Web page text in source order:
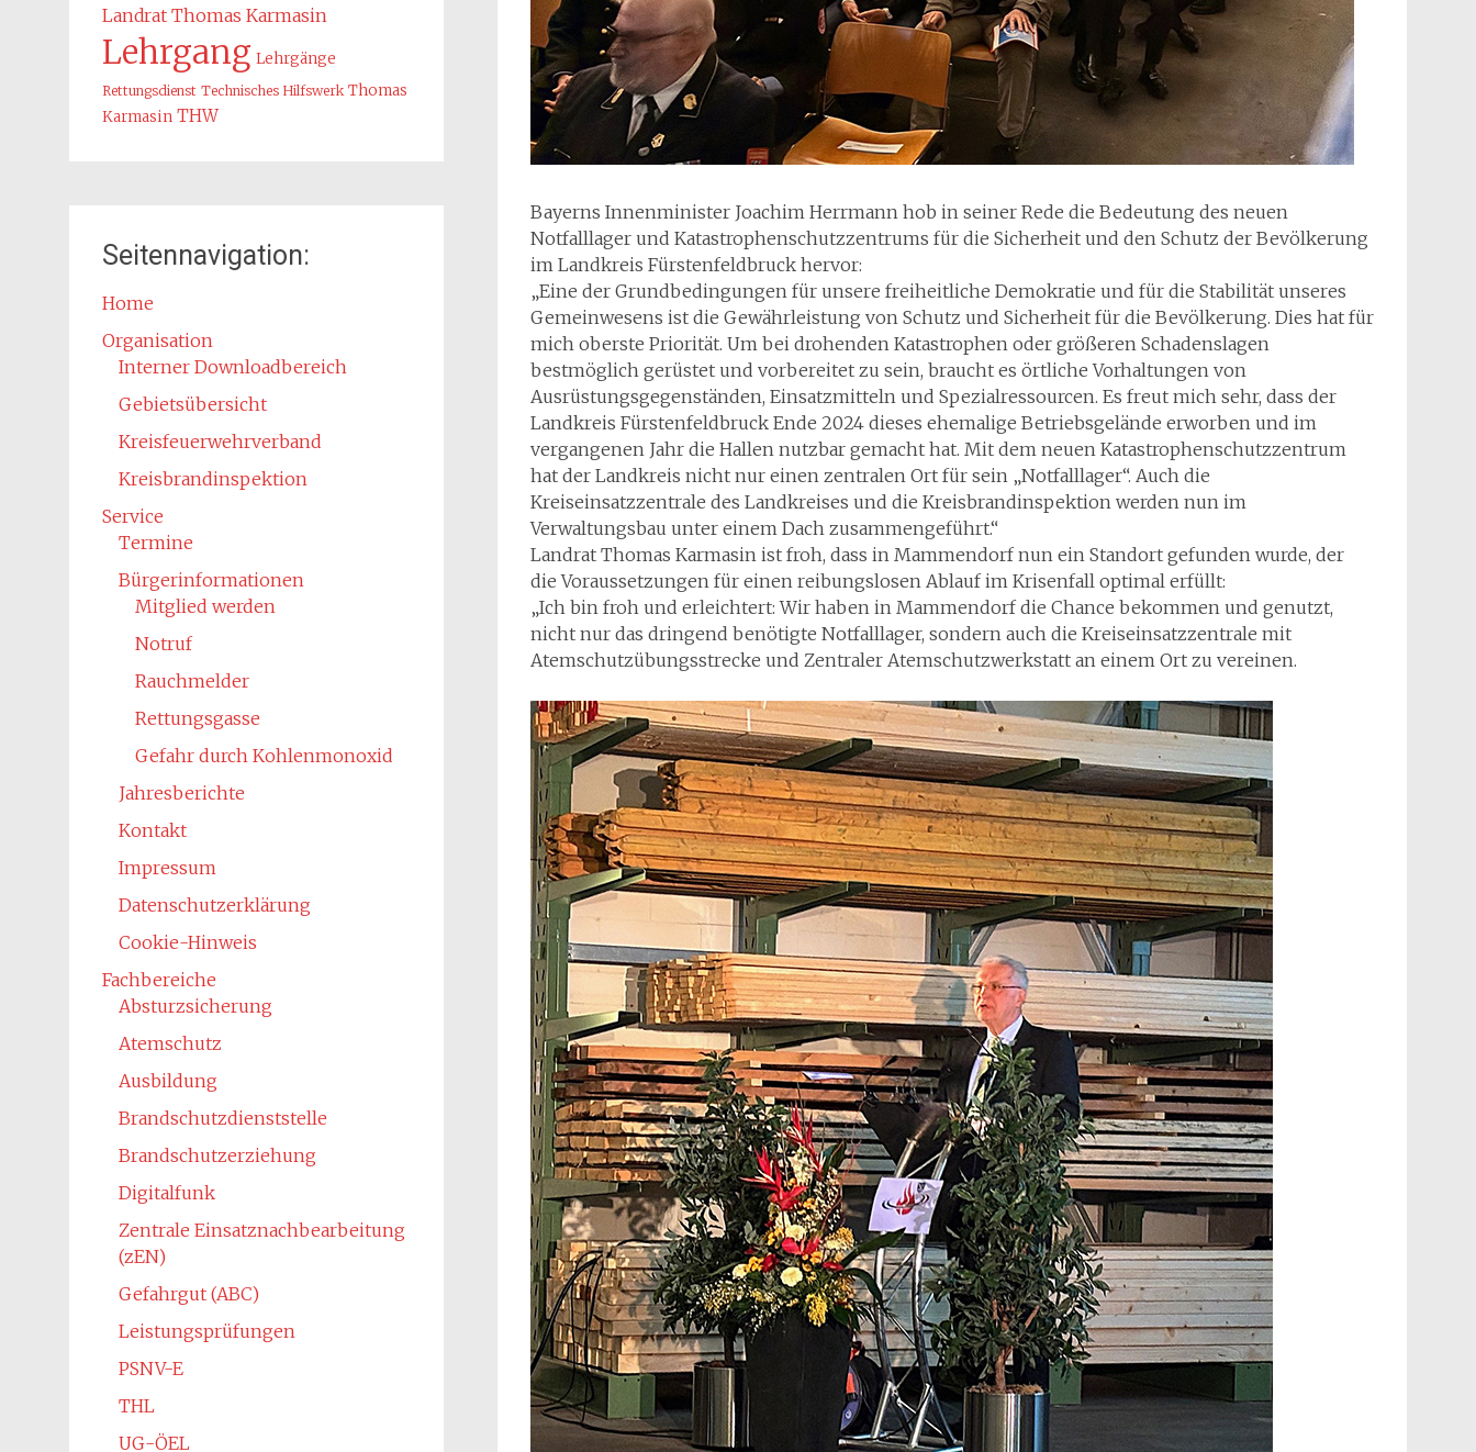
Bayerns Innenminister Joachim Herrmann hob in seiner Rede die Bedeutung des neuen
Notfalllager und Katastrophenschutzzentrums für die Sicherheit und den Schutz der Bevölkerung
im Landkreis Fürstenfeldbruck hervor:
„Eine der Grundbedingungen für unsere freiheitliche Demokratie und für die Stabilität unseres
Gemeinwesens ist die Gewährleistung von Schutz und Sicherheit für die Bevölkerung. Dies hat für
mich oberste Priorität. Um bei drohenden Katastrophen oder größeren Schadenslagen
bestmöglich gerüstet und vorbereitet zu sein, braucht es örtliche Vorhaltungen von
Ausrüstungsgegenständen, Einsatzmitteln und Spezialressourcen. Es freut mich sehr, dass der
Landkreis Fürstenfeldbruck Ende 2024 dieses ehemalige Betriebsgelände erworben und im
vergangenen Jahr die Hallen nutzbar gemacht hat. Mit dem neuen Katastrophenschutzzentrum
hat der Landkreis nicht nur einen zentralen Ort für sein „Notfalllager“. Auch die
Kreiseinsatzzentrale des Landkreises und die Kreisbrandinspektion werden nun im
Verwaltungsbau unter einem Dach zusammengeführt.“
Landrat Thomas Karmasin ist froh, dass in Mammendorf nun ein Standort gefunden wurde, der
die Voraussetzungen für einen reibungslosen Ablauf im Krisenfall optimal erfüllt:
„Ich bin froh und erleichtert: Wir haben in Mammendorf die Chance bekommen und genutzt,
nicht nur das dringend benötigte Notfalllager, sondern auch die Kreiseinsatzzentrale mit
Atemschutzübungsstrecke und Zentraler Atemschutzwerkstatt an einem Ort zu vereinen.
Landrat Thomas Karmasin
Lehrgang Lehrgänge
Rettungsdienst Technisches Hilfswerk Thomas
Karmasin THW
Seitennavigation:
Home
Organisation
Interner Downloadbereich
Gebietsübersicht
Kreisfeuerwehrverband
Kreisbrandinspektion
Service
Termine
Bürgerinformationen
Mitglied werden
Notruf
Rauchmelder
Rettungsgasse
Gefahr durch Kohlenmonoxid
Jahresberichte
Kontakt
Impressum
Datenschutzerklärung
Cookie-Hinweis
Fachbereiche
Absturzsicherung
Atemschutz
Ausbildung
Brandschutzdienststelle
Brandschutzerziehung
Digitalfunk
Zentrale Einsatznachbearbeitung
(zEN)
Gefahrgut (ABC)
Leistungsprüfungen
PSNV-E
THL
UG-ÖEL